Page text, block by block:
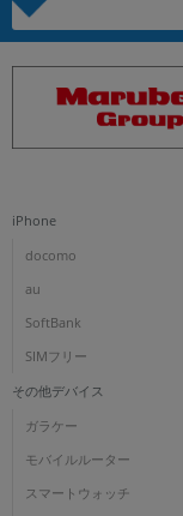
iPhone
docomo
au
SoftBank
SIMフリー
その他デバイス
ガラケー
モバイルルーター
スマートウォッチ